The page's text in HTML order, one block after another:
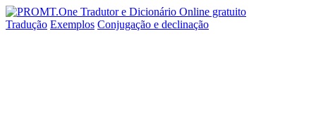
Tradução Exemplos Conjugação e declinação